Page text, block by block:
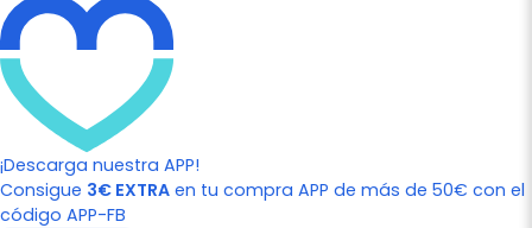
¡Descarga nuestra APP!
Consigue 3€ EXTRA en tu compra APP de más de 50€ con el
código APP-FB